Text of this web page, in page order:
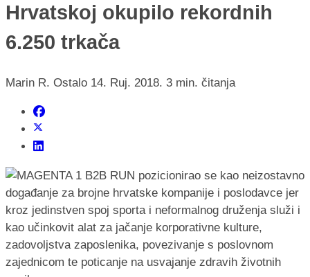
Hrvatskoj okupilo rekordnih
6.250 trkača
Marin R. Ostalo 14. Ruj. 2018. 3 min. čitanja